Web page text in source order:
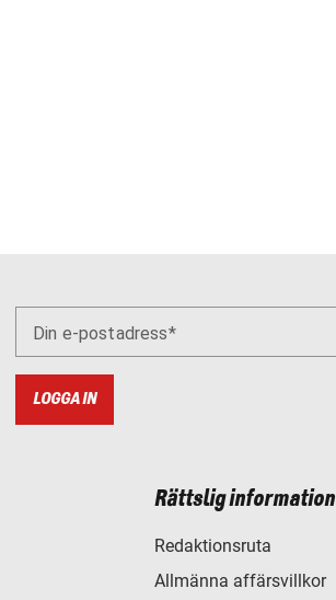
Din e-postadress
LOGGA IN
Rättslig information
Redaktionsruta
Allmänna affärsvillkor